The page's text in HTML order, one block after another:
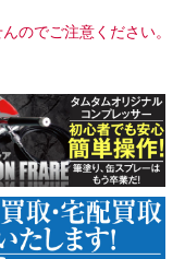
のでご注意ください。